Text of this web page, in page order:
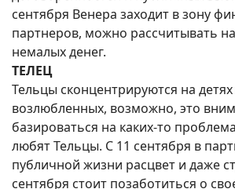
сентября Венера заходит в зону
партнеров, можно рассчитывать
немалых денег.
ТЕЛЕЦ
Тельцы сконцентрируются на детях
возлюбленных, возможно, это
базироваться на каких-то
любят Тельцы. С 11 сентября в
публичной жизни расцвет и даже
сентября стоит позаботиться о